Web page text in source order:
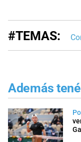
#TEMAS:
Además